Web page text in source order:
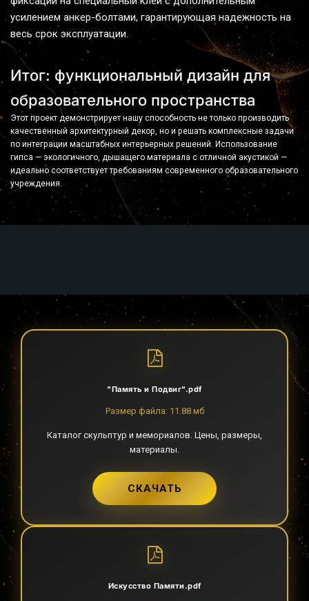
усилением анкер-болтами, гарантирующая надежность на
весь срок эксплуатации.
Итог: функциональный дизайн для
образовательного пространства
Этот проект демонстрирует нашу способность не только производить
качественный архитектурный декор, но и решать комплексные задачи
по интеграции масштабных интерьерных решений. Использование
гипса — экологичного, дышащего материала с отличной акустикой —
идеально соответствует требованиям современного образовательного
учреждения.
"Память и Подвиг".pdf
Размер файла: 11.88 мб
Каталог скульптур и мемориалов. Цены, размеры,
материалы.
СКАЧАТЬ
Искусство Памяти.pdf